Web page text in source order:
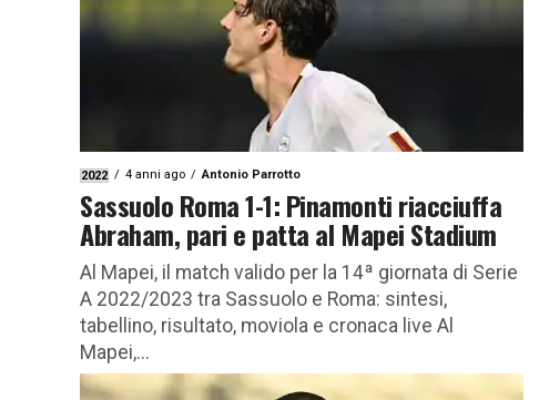
2022 4 anni ago Antonio Parrotto
Sassuolo Roma 1-1: Pinamonti riacciuffa
Abraham, pari e patta al Mapei Stadium
Al Mapei, il match valido per la 14ª giornata di Serie
A 2022/2023 tra Sassuolo e Roma: sintesi,
tabellino, risultato, moviola e cronaca live Al
Mapei,...